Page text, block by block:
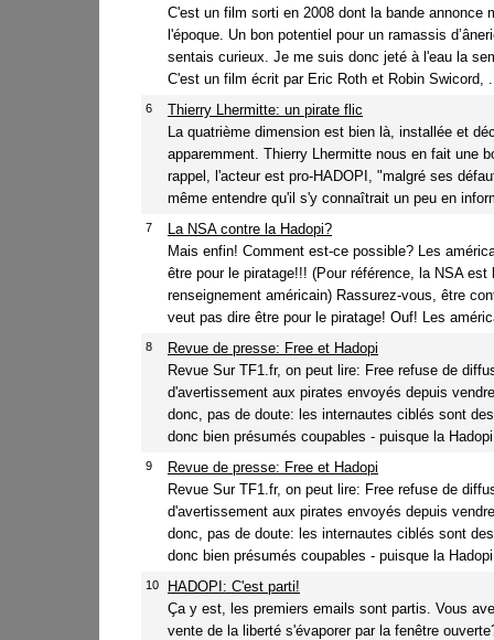
C'est un film sorti en 2008 dont la bande annonce
l'époque. Un bon potentiel pour un ramassis
sentais curieux. Je me suis donc jeté à l'eau la
C'est un film écrit par Eric Roth et Robin Swicord,
6
Thierry Lhermitte: un pirate flic
La quatrième dimension est bien là, installée et
apparemment. Thierry Lhermitte nous en fait une
rappel, l'acteur est pro-HADOPI, "malgré ses
même entendre qu'il s'y connaîtrait un peu en
7
La NSA contre la Hadopi?
Mais enfin! Comment est-ce possible? Les
être pour le piratage!!! (Pour référence, la NSA est
renseignement américain) Rassurez-vous, être
veut pas dire être pour le piratage! Ouf! Les
8
Revue de presse: Free et Hadopi
Revue Sur TF1.fr, on peut lire: Free refuse de
d'avertissement aux pirates envoyés depuis
donc, pas de doute: les internautes ciblés sont
donc bien présumés coupables - puisque la
9
Revue de presse: Free et Hadopi
Revue Sur TF1.fr, on peut lire: Free refuse de
d'avertissement aux pirates envoyés depuis
donc, pas de doute: les internautes ciblés sont
donc bien présumés coupables - puisque la
10
HADOPI: C'est parti!
Ça y est, les premiers emails sont partis. Vous
vente de la liberté s'évaporer par la fenêtre